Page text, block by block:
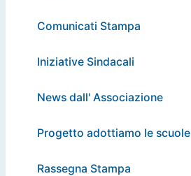
Comunicati Stampa
Iniziative Sindacali
News dall' Associazione
Progetto adottiamo le scuole
Rassegna Stampa